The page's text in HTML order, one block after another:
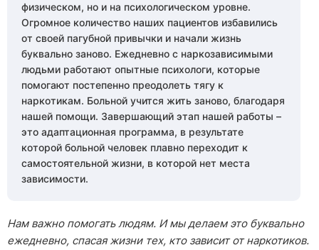
физическом, но и на психологическом уровне.
Огромное количество наших пациентов избавились
от своей пагубной привычки и начали жизнь
буквально заново. Ежедневно с наркозависимыми
людьми работают опытные психологи, которые
помогают постепенно преодолеть тягу к
наркотикам. Больной учится жить заново, благодаря
нашей помощи. Завершающий этап нашей работы –
это адаптационная программа, в результате
которой больной человек плавно переходит к
самостоятельной жизни, в которой нет места
зависимости.
Нам важно помогать людям. И мы делаем это буквально
ежедневно, спасая жизни тех, кто зависит от наркотиков.